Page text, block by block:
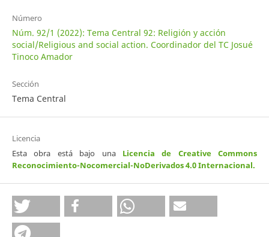
Número
Núm. 92/1 (2022): Tema Central 92: Religión y acción
social/Religious and social action. Coordinador del TC Josué
Tinoco Amador
Sección
Tema Central
Licencia
Esta obra está bajo una Licencia de Creative Commons
Reconocimiento-Nocomercial-NoDerivados 4.0 Internacional.